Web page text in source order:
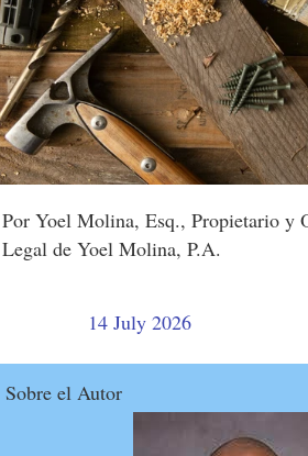
Por Yoel Molina, Esq., Propietario y
Legal de Yoel Molina, P.A.
14 July 2026
Sobre el Autor